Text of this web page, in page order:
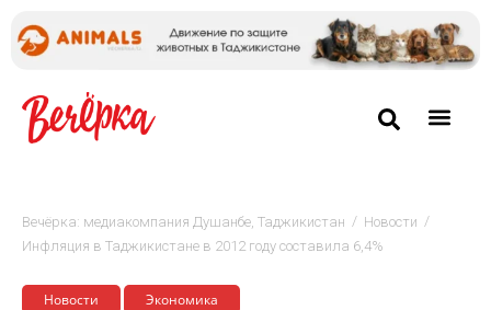
Вечёрка: медиакомпания Душанбе, Таджикистан / Новости /
Инфляция в Таджикистане в 2012 году составила 6,4%
Новости Экономика